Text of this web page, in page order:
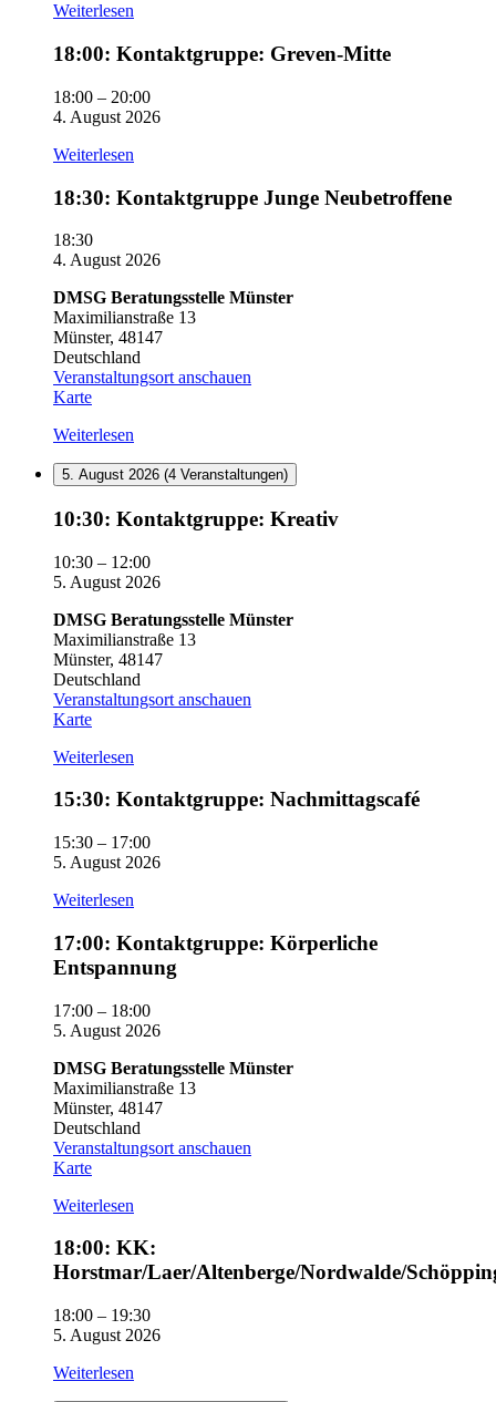
Münster
Weiterlesen
18:00:
Greven-
Mitte
18:00: Kontaktgruppe: Greven-Mitte
18:00 – 20:00
4. August 2026
Weiterlesen
18:30:
Junge
Neubetroffene
18:30: Kontaktgruppe Junge Neubetroffene
18:30
4. August 2026
DMSG Beratungsstelle Münster
Maximilianstraße 13
Münster, 48147
Deutschland
Veranstaltungsort anschauen
KarteDMSG
Münster
Weiterlesen
5. August 2026 (4 Veranstaltungen)
10:30:
Kreativ
10:30: Kontaktgruppe: Kreativ
10:30 – 12:00
5. August 2026
DMSG Beratungsstelle Münster
Maximilianstraße 13
Münster, 48147
Deutschland
Veranstaltungsort anschauen
KarteDMSG
Münster
Weiterlesen
15:30:
Nachmittagscafé
15:30: Kontaktgruppe: Nachmittagscafé
15:30 – 17:00
5. August 2026
Weiterlesen
17:00:
Kontaktgruppe:
Körperliche
17:00: Kontaktgruppe: Körperliche
Entspannung
17:00 – 18:00
5. August 2026
DMSG Beratungsstelle Münster
Maximilianstraße 13
Münster, 48147
Deutschland
Veranstaltungsort anschauen
KarteDMSG
Münster
Weiterlesen
18:00:
KK:
Horstmar/Laer/Altenberge/Nordwalde/Schöppingen
18:00: KK:
Horstmar/Laer/Altenberge/Nordwalde/
18:00 – 19:30
5. August 2026
Weiterlesen